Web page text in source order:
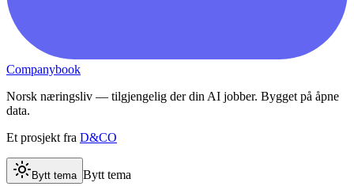
Companybook
Norsk næringsliv — tilgjengelig der din AI jobber. Bygget på åpne
data.
Et prosjekt fra D&CO
Bytt tema Bytt tema